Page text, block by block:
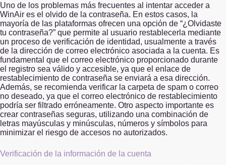
Uno de los problemas más frecuentes al intentar acceder a
WinAir es el olvido de la contraseña. En estos casos, la
mayoría de las plataformas ofrecen una opción de “¿Olvidaste
tu contraseña?” que permite al usuario restablecerla mediante
un proceso de verificación de identidad, usualmente a través
de la dirección de correo electrónico asociada a la cuenta. Es
fundamental que el correo electrónico proporcionado durante
el registro sea válido y accesible, ya que el enlace de
restablecimiento de contraseña se enviará a esa dirección.
Además, se recomienda verificar la carpeta de spam o correo
no deseado, ya que el correo electrónico de restablecimiento
podría ser filtrado erróneamente. Otro aspecto importante es
crear contraseñas seguras, utilizando una combinación de
letras mayúsculas y minúsculas, números y símbolos para
minimizar el riesgo de accesos no autorizados.
Verificación de la información de la cuenta